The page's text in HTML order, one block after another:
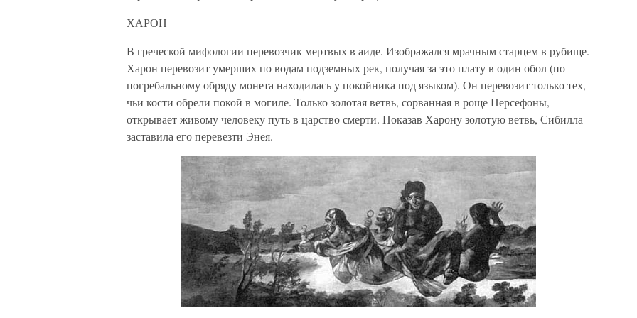
ХАРОН
В греческой мифологии перевозчик мертвых в аиде. Изображался мрачным старцем в рубище.
Харон перевозит умерших по водам подземных рек, получая за это плату в один обол (по
погребальному обряду монета находилась у покойника под языком). Он перевозит только тех,
чьи кости обрели покой в могиле. Только золотая ветвь, сорванная в роще Персефоны,
открывает живому человеку путь в царство смерти. Показав Харону золотую ветвь, Сибилла
заставила его перевезти Энея.